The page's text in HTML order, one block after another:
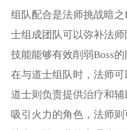
组队配合是法师挑战暗
士组成团队可以弥补法
技能能够有效削弱Boss
在与道士组队时，法师
道士则负责提供治疗和
吸引火力的角色，法师